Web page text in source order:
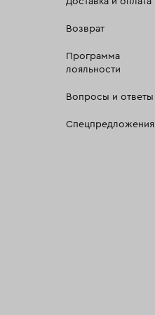
Возврат
Программа
лояльности
Вопросы и ответы
Спецпредложения